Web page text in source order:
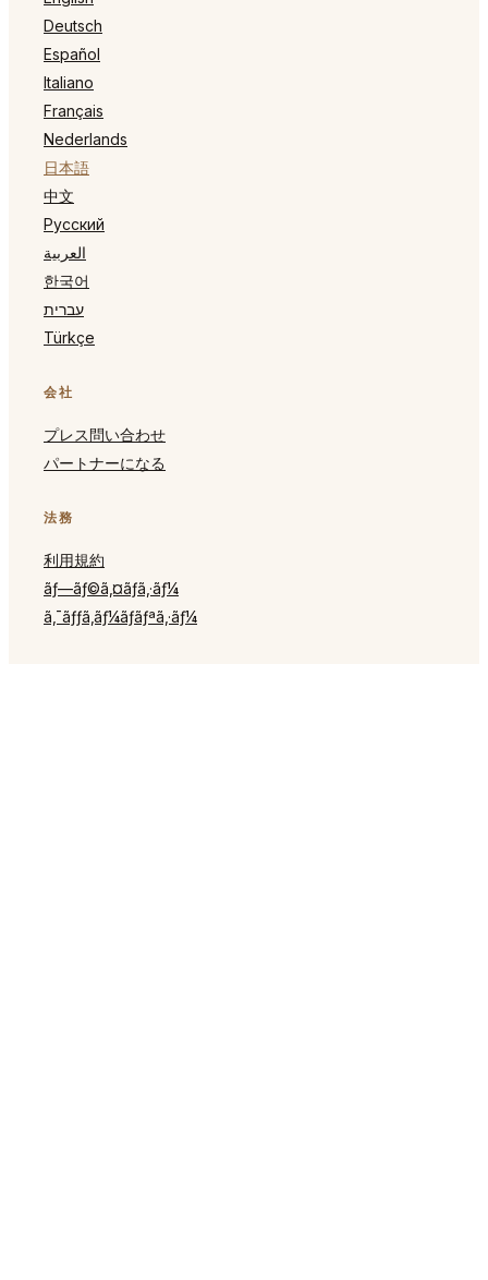
Deutsch
Español
Italiano
Français
Nederlands
日本語
中文
Русский
العربية
한국어
עברית
Türkçe
会社
プレス問い合わせ
パートナーになる
法務
利用規約
ãƒ—ãƒ©ã‚¤ãƒã‚·ãƒ¼
ã‚¯ãƒƒã‚­ãƒ¼ãƒãƒªã‚·ãƒ¼